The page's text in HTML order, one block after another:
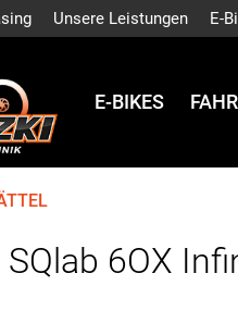
Unsere Leistungen E-
E-BIKES
SQlab 6OX